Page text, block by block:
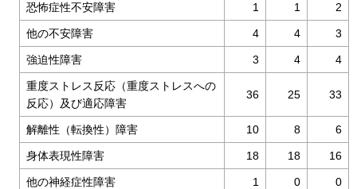
恐怖症性不安障害 1 1 2
他の不安障害 4 4 3
強迫性障害 3 4 4
重度ストレス反応（重度ストレスへの
反応）及び適応障害
36 25 33
解離性（転換性）障害 10 8 6
身体表現性障害 18 18 16
他の神経症性障害 1 0 0